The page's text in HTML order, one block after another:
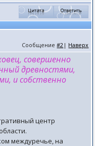
Сообщение#2 | Наверх
совершенно
древностями,
и собственно
центр
междуречье, на